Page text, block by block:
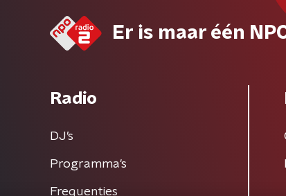
Er is maar één
Radio
DJ’s
Programma's
Frequenties